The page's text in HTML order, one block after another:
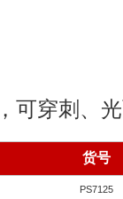
可穿刺、
货号
PS7125